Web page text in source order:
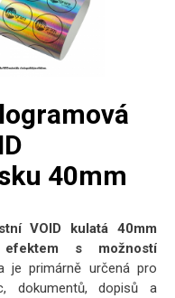
40mm
VOID kulatá 40mm
s možností
je primárně určená pro
dokumentů, dopisů a